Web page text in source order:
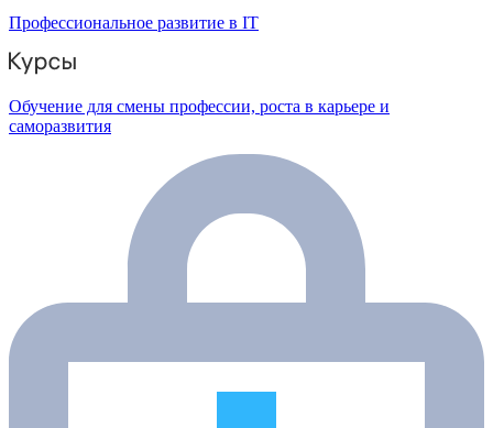
Профессиональное развитие в IT
Обучение для смены профессии, роста в карьере и
саморазвития